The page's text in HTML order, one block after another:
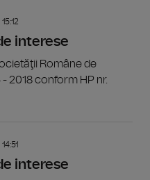
interese
Române de
2018 conform HP nr.
interese